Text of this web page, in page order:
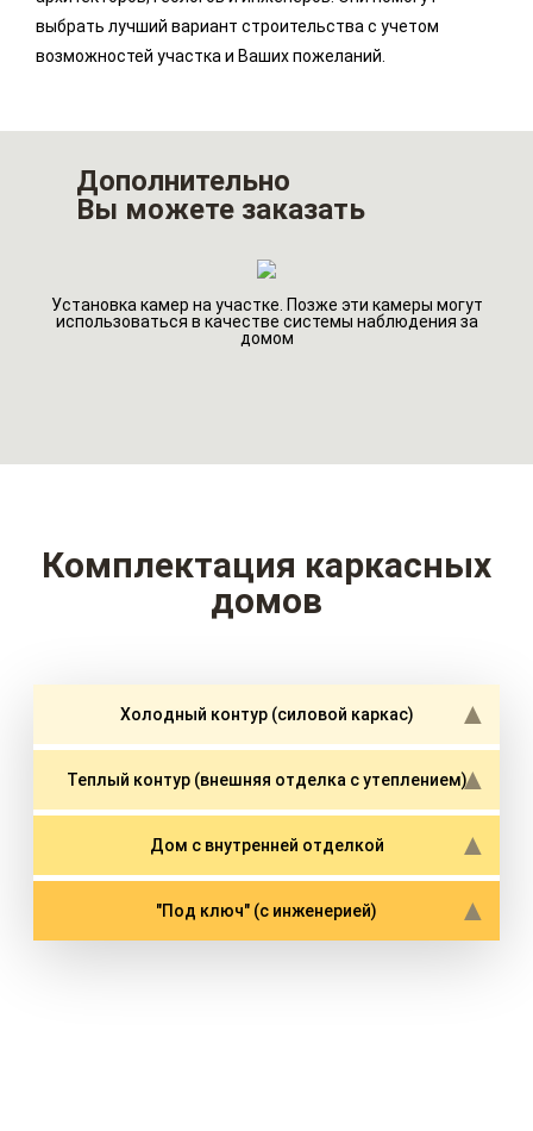
выбрать лучший вариант строительства с учетом
возможностей участка и Ваших пожеланий.
Дополнительно
Вы можете заказать
Установка камер на участке. Позже эти камеры могут
использоваться в качестве системы наблюдения за
домом
Комплектация каркасных
домов
Холодный контур (силовой каркас)
Теплый контур (внешняя отделка с утеплением)
Дом с внутренней отделкой
"Под ключ" (с инженерией)